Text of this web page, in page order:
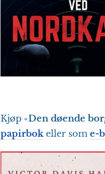
Kjøp «Den døende
papirbok eller som e-